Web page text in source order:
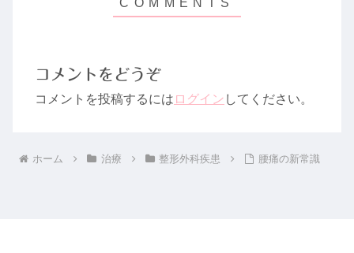
コメントをどうぞ
コメントを投稿するには ログイン してください。
ホーム 治療 整形外科疾患 腰痛の新常識